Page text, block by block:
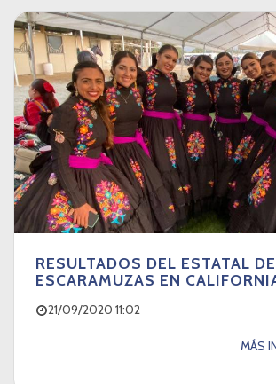
RESULTADOS DEL ESTATAL DE
ESCARAMUZAS EN
21/09/2020 11:02
MÁS